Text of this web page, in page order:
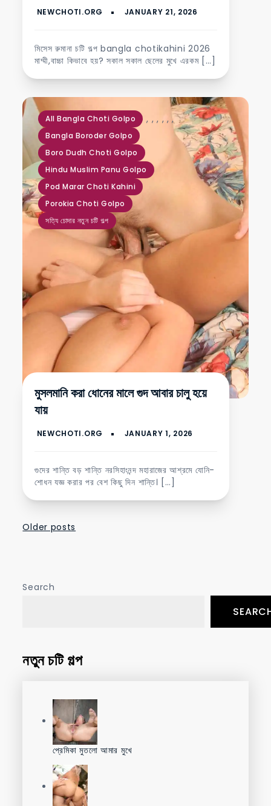
মিসেস রুমানা চটি গল্প bangla chotikahini 2026
মাম্মী,বাচ্চা কিভাবে হয়? সকাল সকাল ছেলের মুখে এরকম […]
All Bangla Choti Golpo ,
Bangla Boroder Golpo
,
Boro Dudh Choti Golpo
,
Hindu Muslim Panu Golpo
,
Pod Marar Choti Kahini
,
Porokia Choti Golpo
,
সত্যি চোদার নতুন চটি গল্প
মুসলমানি করা ধোনের মালে গুদ আবার চালু হয়ে
যায়
গুদের শান্তি বড় শান্তি নরসিহাংনন্দ মহারাজের আশ্রমে যোনি-
শোধন যজ্ঞ করার পর বেশ কিছু দিন শান্তি। […]
Posts
Older posts
Search
নতুন চটি গল্প
প্রেমিকা মুতলো আমার মুখে